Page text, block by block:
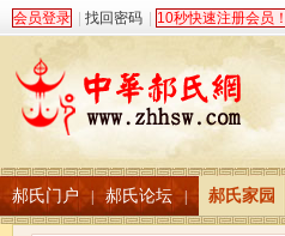
会员登录 找回密码 10秒快速注册会员！
郝氏门户 | 郝氏论坛 | 郝氏家园